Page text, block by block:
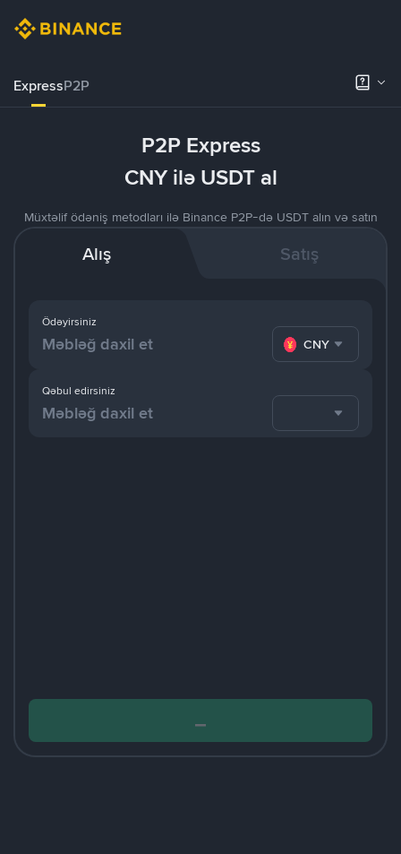
ExpressP2P
P2P Express
CNY ilə USDT al
Müxtəlif ödəniş metodları ilə Binance P2P-də USDT alın və satın
Alış Satış
Ödəyirsiniz
CNY
Qəbul edirsiniz